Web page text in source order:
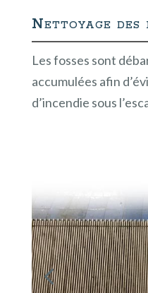
Nettoyage des
Les fosses sont
accumulées afin
d’incendie sous